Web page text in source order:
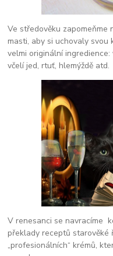
Ve středověku zapomeňme
masti, aby si uchovaly svou
velmi originální
včelí jed, rtuť, hlemýždě atd.
V renesanci se navracíme
překlady receptů starověké
„profesionálních“ krémů,